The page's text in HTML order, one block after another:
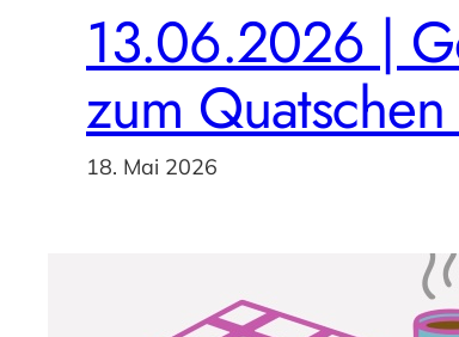
13.06.2026 |
zum
18. Mai 2026